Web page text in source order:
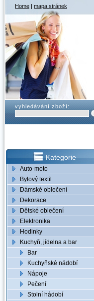
Home | mapa stránek
vyhledávání zboží:
Kategorie
Auto-moto
Bytový textil
Dámské oblečení
Dekorace
Dětské oblečení
Elektronika
Hodinky
Kuchyň, jídelna a bar
Bar
Kuchyňské nádobí
Nápoje
Pečení
Stolní hádobí